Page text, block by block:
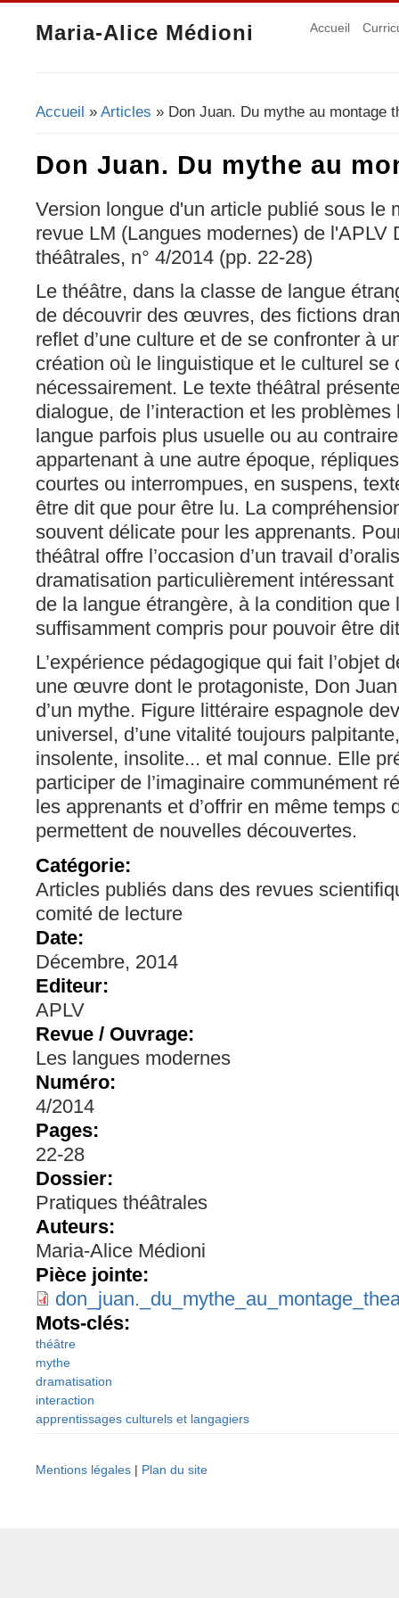
Maria-Alice Médioni Accueil
Vous êtes ici
Accueil » Articles » Don Juan. Du mythe au montage
Don Juan. Du mythe au
Version longue d'un article publié sous le
revue LM (Langues modernes) de l'APLV
théâtrales, n° 4/2014 (pp. 22-28)
Le théâtre, dans la classe de langue
de découvrir des œuvres, des fictions
reflet d’une culture et de se confronter à
création où le linguistique et le culturel se
nécessairement. Le texte théâtral
dialogue, de l’interaction et les
langue parfois plus usuelle ou au
appartenant à une autre époque,
courtes ou interrompues, en suspens,
être dit que pour être lu. La
souvent délicate pour les apprenants.
théâtral offre l’occasion d’un travail
dramatisation particulièrement intéressant
de la langue étrangère, à la condition que
suffisamment compris pour pouvoir être
L’expérience pédagogique qui fait l’objet
une œuvre dont le protagoniste, Don
d’un mythe. Figure littéraire espagnole
universel, d’une vitalité toujours
insolente, insolite... et mal connue. Elle
participer de l’imaginaire communément
les apprenants et d’offrir en même temps
permettent de nouvelles découvertes.
Catégorie:
Articles publiés dans des revues
comité de lecture
Date:
Décembre, 2014
Editeur:
APLV
Revue / Ouvrage:
Les langues modernes
Numéro:
4/2014
Pages:
22-28
Dossier:
Pratiques théâtrales
Auteurs:
Maria-Alice Médioni
Pièce jointe:
Mots-clés:
théâtre
mythe
dramatisation
interaction
apprentissages culturels et langagiers
Mentions légales | Plan du site